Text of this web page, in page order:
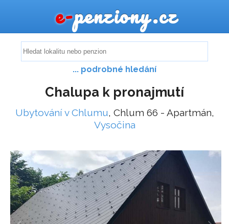
e-penziony.cz
... podrobné hledání
Chalupa k pronajmutí
Ubytování v Chlumu, Chlum 66 - Apartmán,
Vysočina